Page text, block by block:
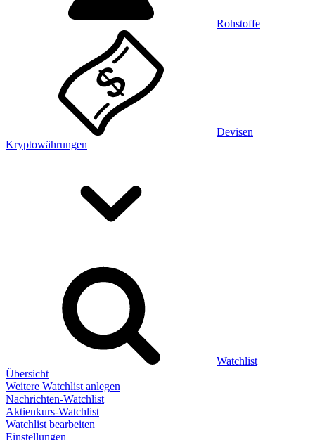
Rohstoffe
Devisen
Kryptowährungen
Watchlist
Übersicht
Weitere Watchlist anlegen
Nachrichten-Watchlist
Aktienkurs-Watchlist
Watchlist bearbeiten
Einstellungen